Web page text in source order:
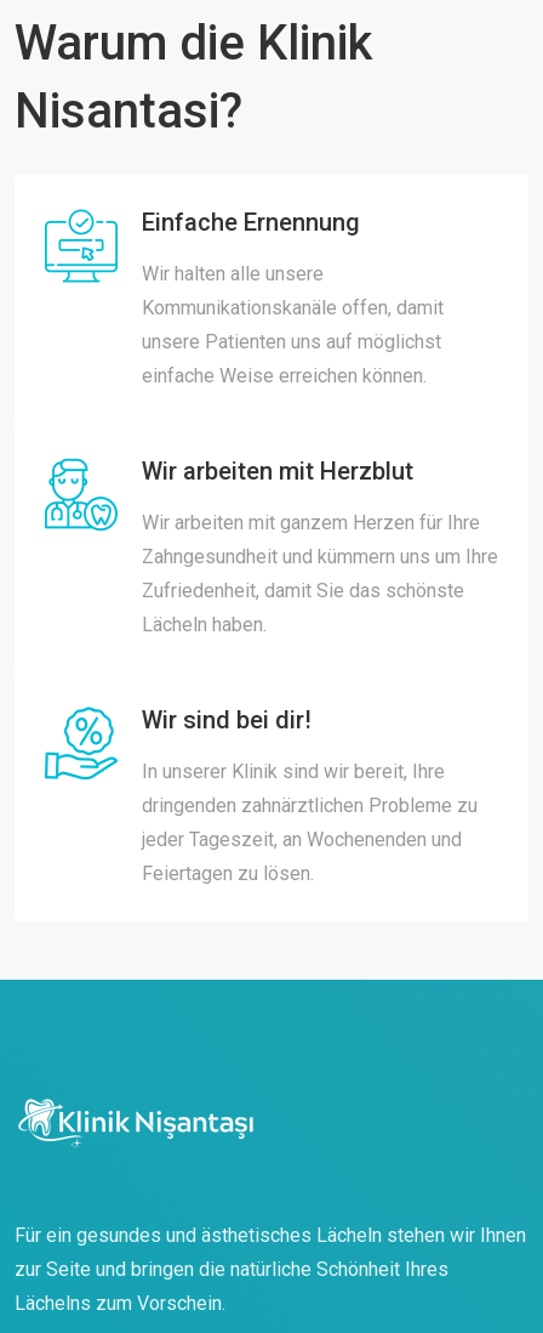
Warum die Klinik
Nisantasi?
Einfache Ernennung
Wir halten alle unsere
Kommunikationskanäle offen, damit
unsere Patienten uns auf möglichst
einfache Weise erreichen können.
Wir arbeiten mit Herzblut
Wir arbeiten mit ganzem Herzen für Ihre
Zahngesundheit und kümmern uns um Ihre
Zufriedenheit, damit Sie das schönste
Lächeln haben.
Wir sind bei dir!
In unserer Klinik sind wir bereit, Ihre
dringenden zahnärztlichen Probleme zu
jeder Tageszeit, an Wochenenden und
Feiertagen zu lösen.
Für ein gesundes und ästhetisches Lächeln stehen wir Ihnen
zur Seite und bringen die natürliche Schönheit Ihres
Lächelns zum Vorschein.